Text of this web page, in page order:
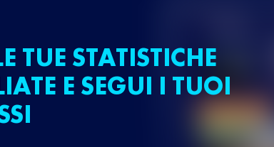
TUE STATISTICHE
E SEGUI I TUOI